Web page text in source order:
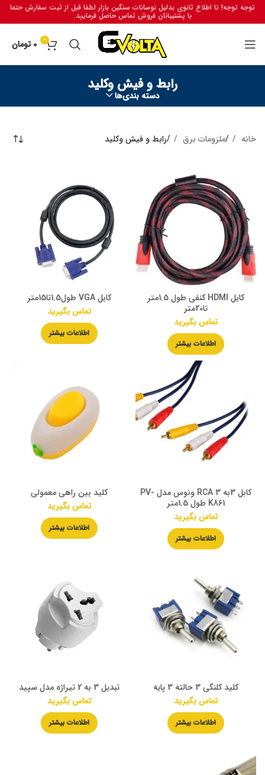
توجه توجه! تا اطلاع ثانوی بدلیل نوسانات سنگین بازار لطفا قبل از ثبت سفارش حتما
با پشتیبانان فروش تماس حاصل فرمایید.
0
0 تومان
رابط و فیش وکلید
دسته بندی‌ها
خانه ملزومات برق رابط و فیش وکلید
کابل HDMI کنفی طول 1.5متر
تا20متر
تماس بگیرید
اطلاعات بیشتر
کابل VGA طول1.5تا15متر
تماس بگیرید
اطلاعات بیشتر
کابل 3به 3 RCA ونوس مدل PV-
K861 طول 1.5متر
تماس بگیرید
اطلاعات بیشتر
کلید بین راهی معمولی
تماس بگیرید
اطلاعات بیشتر
کلید کلنگی 3 حالته 3 پایه
تماس بگیرید
اطلاعات بیشتر
تبدیل 3 به 2 تیراژه مدل سپید
تماس بگیرید
اطلاعات بیشتر